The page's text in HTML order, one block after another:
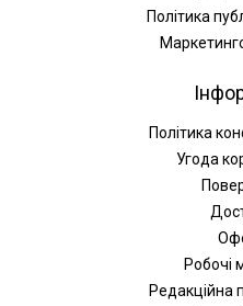
Політика
Політика
Угода
Робочі
Редакційна